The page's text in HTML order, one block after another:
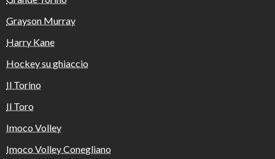
Grayson Murray
Harry Kane
Hockey su ghiaccio
Il Torino
Il Toro
Imoco Volley
Imoco Volley Conegliano